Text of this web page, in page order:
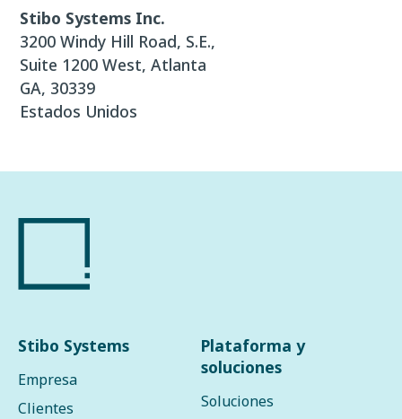
Stibo Systems Inc.
3200 Windy Hill Road, S.E.,
Suite 1200 West, Atlanta
GA, 30339
Estados Unidos
Stibo Systems
Empresa
Clientes
Plataforma y
soluciones
Soluciones